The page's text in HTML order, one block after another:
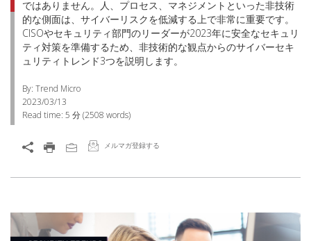
ではありません。人、プロセス、マネジメントといった非技術
的な側面は、サイバーリスクを低減する上で非常に重要です。
CISOやセキュリティ部門のリーダーが2023年に安全なセキュリ
ティ対策を準備するため、非技術的な観点からのサイバーセキ
ュリティトレンド3つを説明します。
By: Trend Micro
2023/03/13
Read time: 5 分(2508 words)
メルマガ登録する